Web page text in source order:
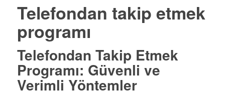
Telefondan takip etmek
programı
Telefondan Takip Etmek
Programı: Güvenli ve
Verimli Yöntemler